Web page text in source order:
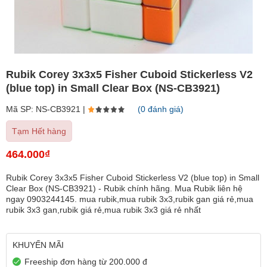
Rubik Corey 3x3x5 Fisher Cuboid Stickerless V2
(blue top) in Small Clear Box (NS-CB3921)
Mã SP: NS-CB3921 | (0 đánh giá)
Tạm Hết hàng
464.000₫
Rubik Corey 3x3x5 Fisher Cuboid Stickerless V2 (blue top) in Small
Clear Box (NS-CB3921) - Rubik chính hãng. Mua Rubik liên hệ
ngay 0903244145. mua rubik,mua rubik 3x3,rubik gan giá rẻ,mua
rubik 3x3 gan,rubik giá rẻ,mua rubik 3x3 giá rẻ nhất
KHUYẾN MÃI
Freeship đơn hàng từ 200.000 đ